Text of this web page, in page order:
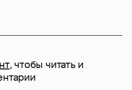
, чтобы читать и